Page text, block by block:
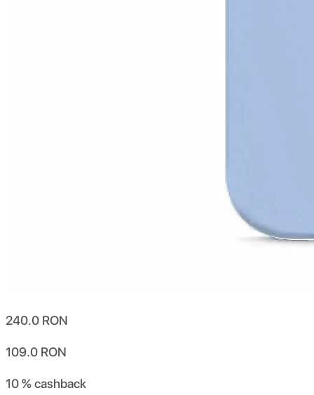
240.0 RON
109.0 RON
10 %cashback